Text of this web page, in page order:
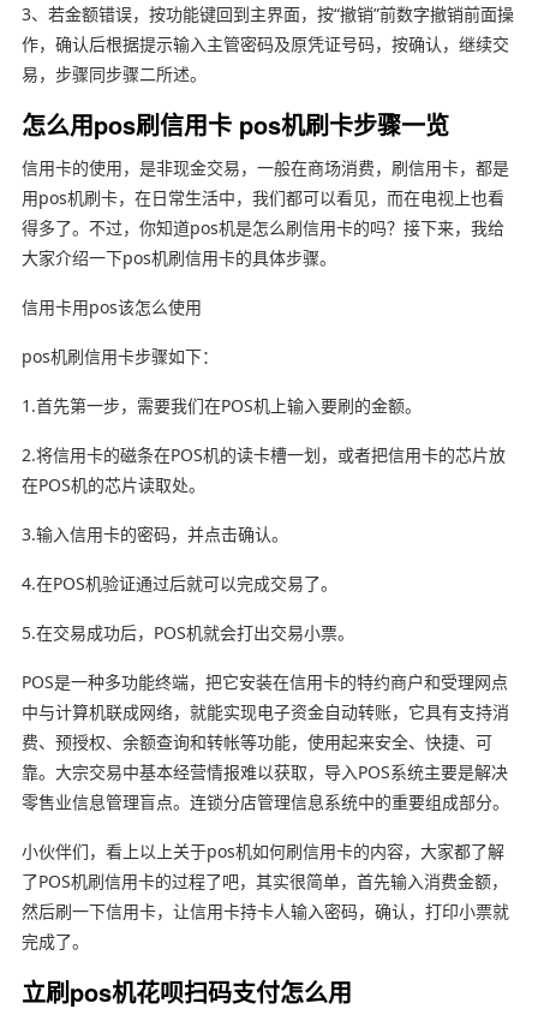
3、若金额错误，按功能键回到主界面，按“撤销”前数字撤销前面操
作，确认后根据提示输入主管密码及原凭证号码，按确认，继续交
易，步骤同步骤二所述。
怎么用pos刷信用卡 pos机刷卡步骤一览
信用卡的使用，是非现金交易，一般在商场消费，刷信用卡，都是
用pos机刷卡，在日常生活中，我们都可以看见，而在电视上也看
得多了。不过，你知道pos机是怎么刷信用卡的吗？接下来，我给
大家介绍一下pos机刷信用卡的具体步骤。
信用卡用pos该怎么使用
pos机刷信用卡步骤如下：
1.首先第一步，需要我们在POS机上输入要刷的金额。
2.将信用卡的磁条在POS机的读卡槽一划，或者把信用卡的芯片放
在POS机的芯片读取处。
3.输入信用卡的密码，并点击确认。
4.在POS机验证通过后就可以完成交易了。
5.在交易成功后，POS机就会打出交易小票。
POS是一种多功能终端，把它安装在信用卡的特约商户和受理网点
中与计算机联成网络，就能实现电子资金自动转账，它具有支持消
费、预授权、余额查询和转帐等功能，使用起来安全、快捷、可
靠。大宗交易中基本经营情报难以获取，导入POS系统主要是解决
零售业信息管理盲点。连锁分店管理信息系统中的重要组成部分。
小伙伴们，看上以上关于pos机如何刷信用卡的内容，大家都了解
了POS机刷信用卡的过程了吧，其实很简单，首先输入消费金额，
然后刷一下信用卡，让信用卡持卡人输入密码，确认，打印小票就
完成了。
立刷pos机花呗扫码支付怎么用